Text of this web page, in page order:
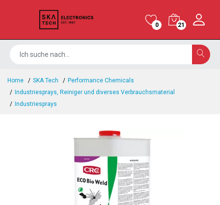
0 21
Home SKA Tech
Performance Chemicals
Industriesprays, Reiniger und diverses Verbrauchsmaterial
Industriesprays